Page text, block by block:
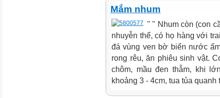
Mắm nhum
" " Nhum còn (con
nhuyễn thể, có họ hàng với
đá vùng ven bờ biển nước
rong rêu, ăn phiêu sinh vật.
chôm, mầu đen thẫm, khi
khoảng 3 - 4cm, tua tủa